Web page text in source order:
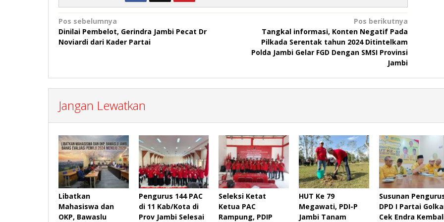
Navigasi
pos
Pos sebelumnya
Dinilai Pembelot, Gerindra Jambi Pecat Dr
Noviardi dari Kader Partai
Pos berikutnya
Tangkal informasi, Konten Negatif Pada
Pilkada Serentak tahun 2024 Ditintelkam
Polda Jambi Gelar FGD Dengan SMSI Provinsi
Jambi
Jangan Lewatkan
Libatkan
Mahasiswa dan
OKP, Bawaslu
Pengurus 144 PAC
di 11 Kab/Kota di
Prov Jambi Selesai
Seleksi Ketat
Ketua PAC
Rampung, PDIP
HUT Ke 79
Megawati, PDI-P
Jambi Tanam
Susunan
DPD I Partai
Cek Endra